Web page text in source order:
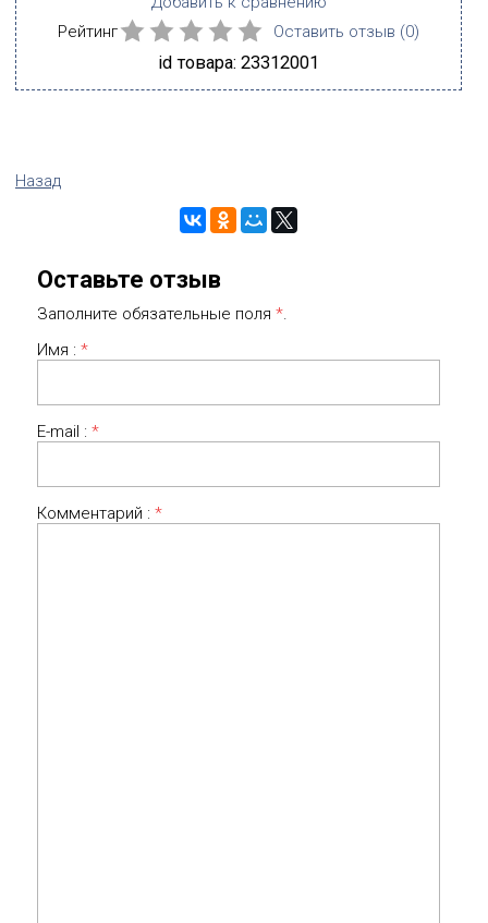
Рейтинг
Оставить отзыв (0)
id товара: 23312001
Назад
Оставьте отзыв
Заполните обязательные поля *.
Имя : *
E-mail : *
Комментарий : *